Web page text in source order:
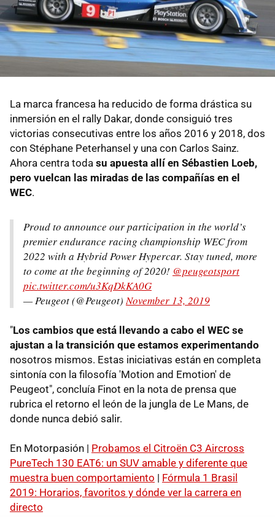
La marca francesa ha reducido de forma drástica su
inmersión en el rally Dakar, donde consiguió tres
victorias consecutivas entre los años 2016 y 2018, dos
con Stéphane Peterhansel y una con Carlos Sainz.
Ahora centra toda su apuesta allí en Sébastien Loeb,
pero vuelcan las miradas de las compañías en el
WEC.
Proud to announce our participation in the world’s
premier endurance racing championship WEC from
2022 with a Hybrid Power Hypercar. Stay tuned, more
to come at the beginning of 2020! @peugeotsport
pic.twitter.com/u3KqDkKA0G
— Peugeot (@Peugeot)November 13, 2019
"Los cambios que está llevando a cabo el WEC se
ajustan a la transición que estamos experimentando
nosotros mismos. Estas iniciativas están en completa
sintonía con la filosofía 'Motion and Emotion' de
Peugeot", concluía Finot en la nota de prensa que
rubrica el retorno el león de la jungla de Le Mans, de
donde nunca debió salir.
En Motorpasión | Probamos el Citroën C3 Aircross
PureTech 130 EAT6: un SUV amable y diferente que
muestra buen comportamiento | Fórmula 1 Brasil
2019: Horarios, favoritos y dónde ver la carrera en
directo